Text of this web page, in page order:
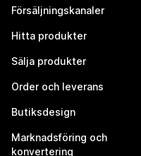
Försäljningskanaler
Hitta produkter
Sälja produkter
Order och leverans
Butiksdesign
Marknadsföring och
konvertering